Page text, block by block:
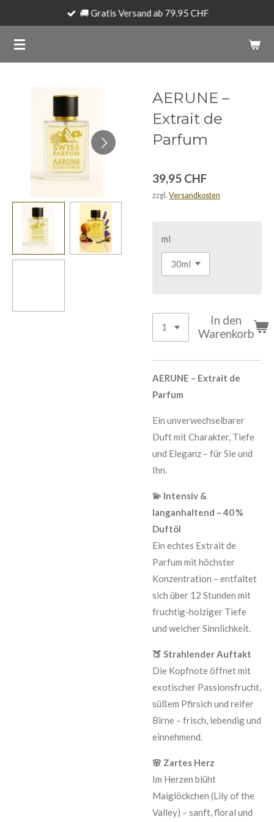
springen
🚚 Gratis Versand ab 79.95 CHF
AERUNE –
Extrait de
Parfum
39,95 CHF
zzgl. Versandkosten
ml
In den
Warenkorb
AERUNE – Extrait de
Parfum
Ein unverwechselbarer
Duft mit Charakter, Tiefe
und Eleganz – für Sie und
Ihn.
💫 Intensiv &
langanhaltend – 40 %
Duftöl
Ein echtes Extrait de
Parfum mit höchster
Konzentration – entfaltet
sich über 12 Stunden mit
fruchtig-holziger Tiefe
und weicher Sinnlichkeit.
🍑 Strahlender Auftakt
Die Kopfnote öffnet mit
exotischer Passionsfrucht,
süßem Pfirsich und reifer
Birne – frisch, lebendig und
einnehmend.
🌸 Zartes Herz
Im Herzen blüht
Maiglöckchen (Lily of the
Valley) – sanft, floral und